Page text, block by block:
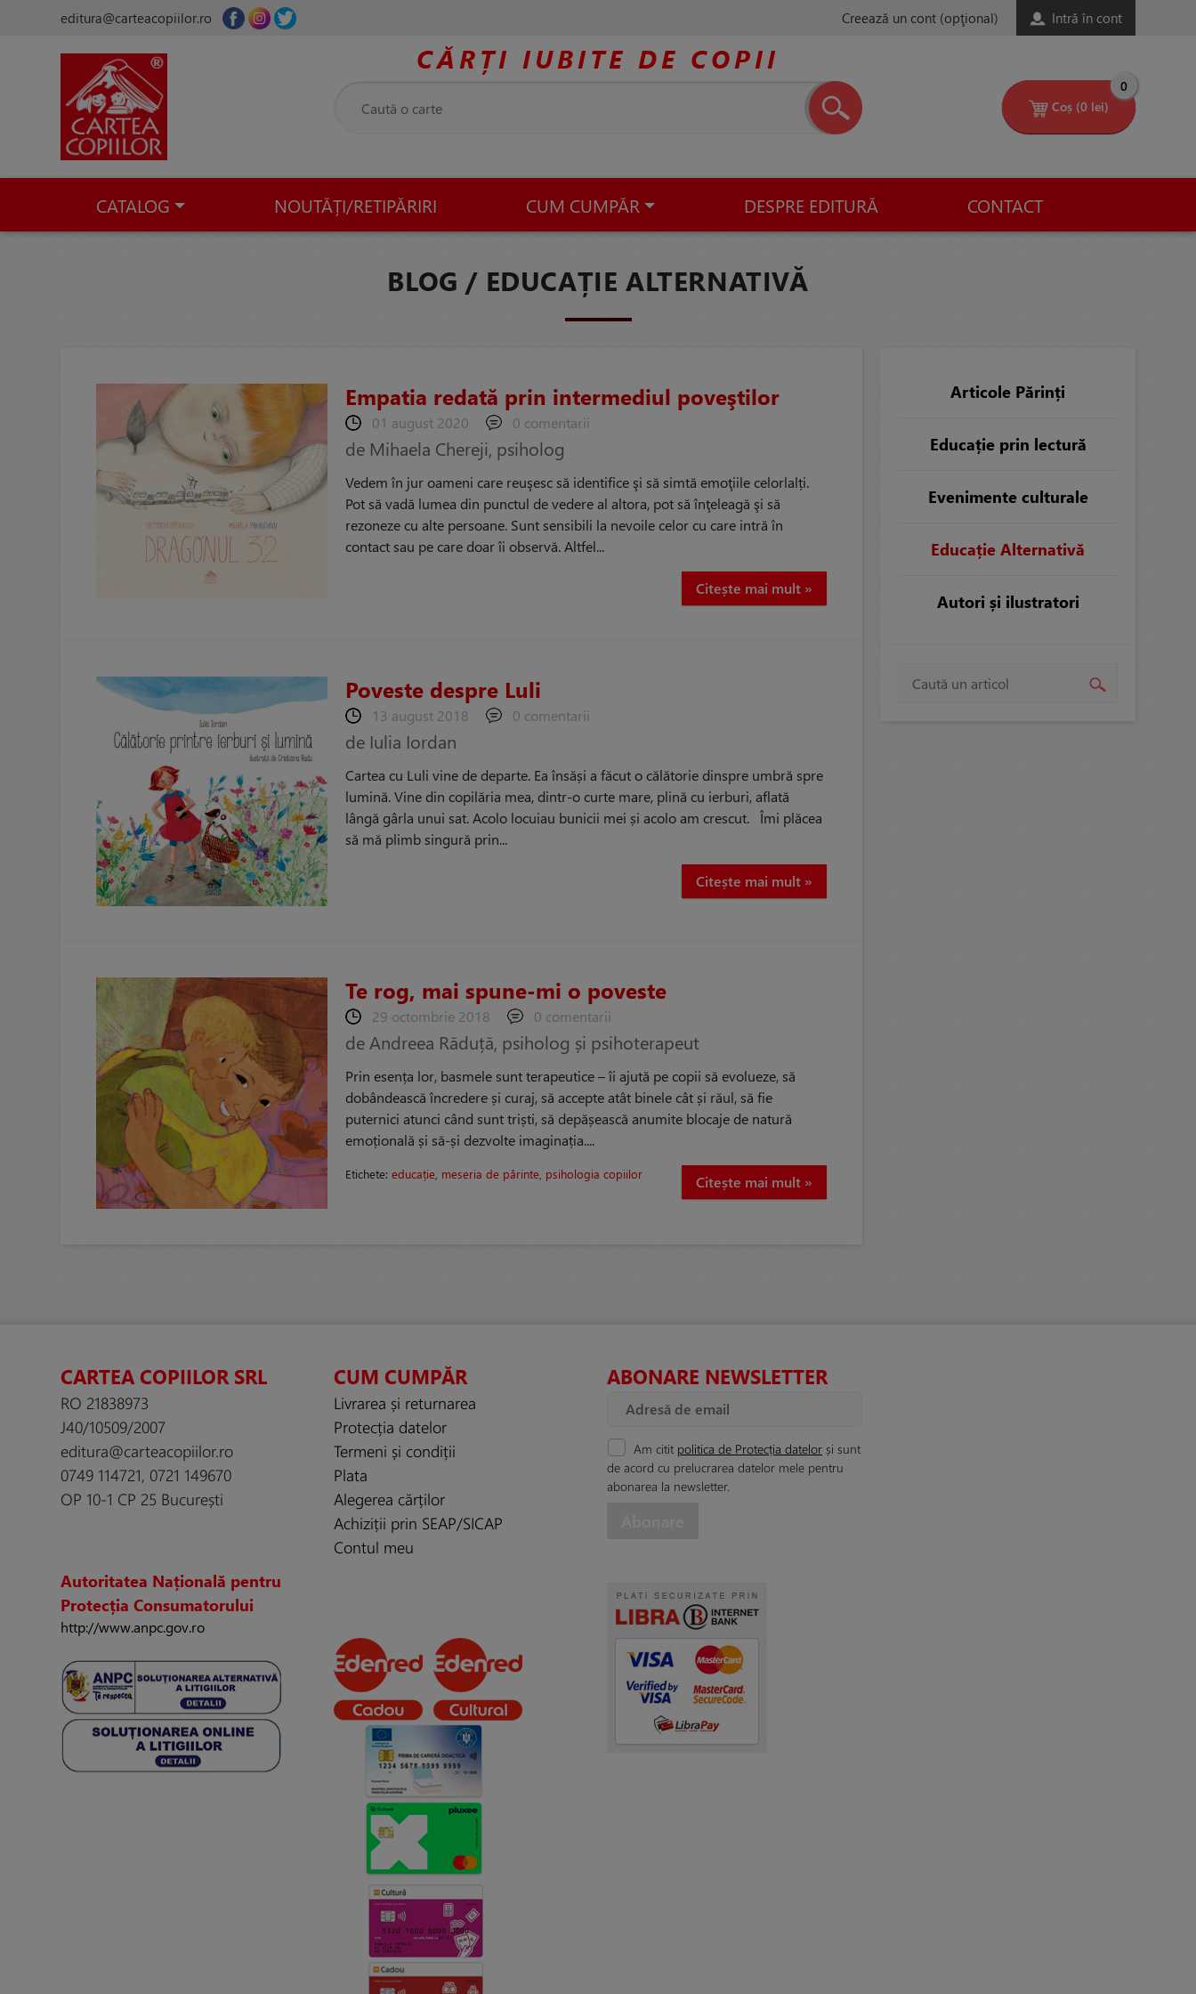
editura@carteacopiilor.ro Creează un cont (opţional) Intră în cont
CĂRȚI IUBITE DE COPII
Coș (0 lei)
0
CATALOG NOUTĂȚI/RETIPĂRIRI CUM CUMPĂR DESPRE EDITURĂ CONTACT
BLOG / EDUCAȚIE ALTERNATIVĂ
Empatia redată prin intermediul poveştilor
01 august 2020 0 comentarii
de Mihaela Chereji, psiholog
Vedem în jur oameni care reuşesc să identifice şi să simtă emoţiile celorlalți.
Pot să vadă lumea din punctul de vedere al altora, pot să înţeleagă şi să
rezoneze cu alte persoane. Sunt sensibili la nevoile celor cu care intră în
contact sau pe care doar îi observă. Altfel...
Citește mai mult »
Poveste despre Luli
13 august 2018 0 comentarii
de Iulia Iordan
Cartea cu Luli vine de departe. Ea însăși a făcut o călătorie dinspre umbră spre
lumină. Vine din copilăria mea, dintr-o curte mare, plină cu ierburi, aflată
lângă gârla unui sat. Acolo locuiau bunicii mei și acolo am crescut. Îmi plăcea
să mă plimb singură prin...
Citește mai mult »
Te rog, mai spune-mi o poveste
29 octombrie 2018 0 comentarii
de Andreea Răduță, psiholog și psihoterapeut
Prin esența lor, basmele sunt terapeutice – îi ajută pe copii să evolueze, să
dobândească încredere și curaj, să accepte atât binele cât și răul, să fie
puternici atunci când sunt triști, să depășească anumite blocaje de natură
emoțională și să-și dezvolte imaginația....
Etichete:educație meseria de părinte psihologia copiilor Citește mai mult »
Articole Părinți
Educație prin lectură
Evenimente culturale
Educație Alternativă
Autori și ilustratori
CARTEA COPIILOR SRL
RO 21838973
J40/10509/2007
editura@carteacopiilor.ro
0749 114721, 0721 149670
OP 10-1 CP 25 București
Autoritatea Națională pentru
Protecția Consumatorului
http://www.anpc.gov.ro
CUM CUMPĂR
Livrarea și returnarea
Protecția datelor
Termeni și condiții
Plata
Alegerea cărților
Achiziții prin SEAP/SICAP
Contul meu
ABONARE NEWSLETTER
Am citit politica de Protecția datelor și sunt
de acord cu prelucrarea datelor mele pentru
abonarea la newsletter.